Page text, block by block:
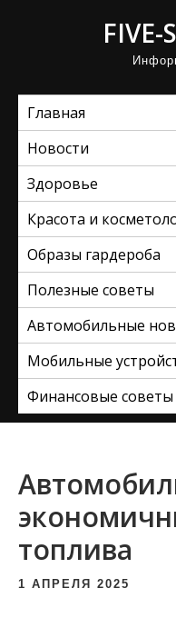
и
FIVE-
Главная
Новости
Здоровье
Красота и
Образы гардероба
Полезные советы
Автомобильные
Мобильные
Финансовые советы
топлива
1 АПРЕЛЯ 2025